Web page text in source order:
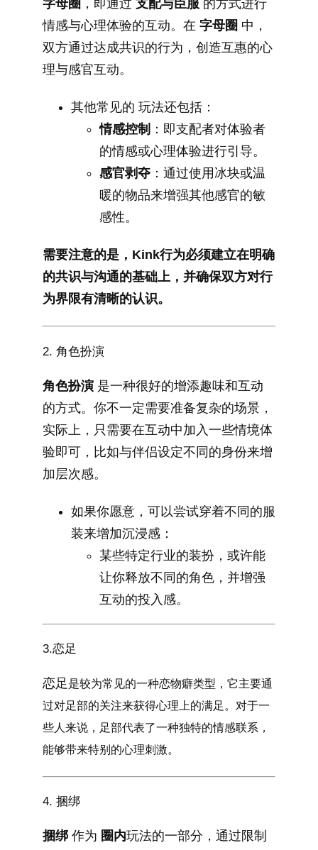
字母圈 ，即通过 支配与臣服 的方式进行
情感与心理体验的互动。在 字母圈 中，
双方通过达成共识的行为，创造互惠的心
理与感官互动。
其他常见的 玩法还包括：
情感控制 ：即支配者对体验者
的情感或心理体验进行引导。
感官剥夺 ：通过使用冰块或温
暖的物品来增强其他感官的敏
感性。
需要注意的是，Kink行为必须建立在明确
的共识与沟通的基础上，并确保双方对行
为界限有清晰的认识。
2. 角色扮演
角色扮演 是一种很好的增添趣味和互动
的方式。你不一定需要准备复杂的场景，
实际上，只需要在互动中加入一些情境体
验即可，比如与伴侣设定不同的身份来增
加层次感。
如果你愿意，可以尝试穿着不同的服
装来增加沉浸感：
某些特定行业的装扮，或许能
让你释放不同的角色，并增强
互动的投入感。
3.恋足
恋足 是较为常见的一种恋物癖类型，它主要通
过对足部的关注来获得心理上的满足。对于一
些人来说，足部代表了一种独特的情感联系，
能够带来特别的心理刺激。
4. 捆绑
捆绑 作为 圈内玩法的一部分，通过限制